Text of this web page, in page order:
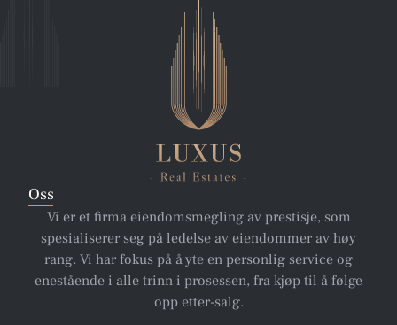
Oss
Vi er et firma eiendomsmegling av prestisje, som
spesialiserer seg på ledelse av eiendommer av høy
rang. Vi har fokus på å yte en personlig service og
enestående i alle trinn i prosessen, fra kjøp til å følge
opp etter-salg.